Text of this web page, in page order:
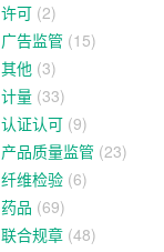
许可 (2)
广告监管 (15)
其他 (3)
计量 (33)
认证认可 (9)
产品质量监管 (23)
纤维检验 (6)
药品 (69)
联合规章 (48)